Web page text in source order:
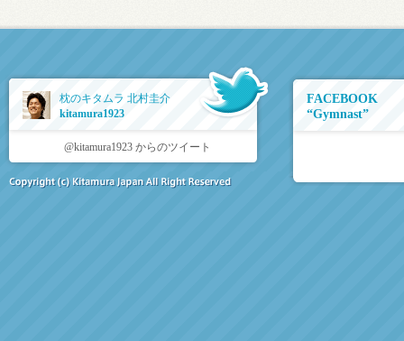
枕のキタムラ 北村圭介
kitamura1923
@kitamura1923 からのツイート
FACEBOOK
“Gymnast”